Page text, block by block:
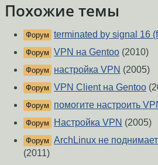
Похожие темы
Форум terminated by signal 16
Форум VPN на Gentoo (2010)
Форум настройка VPN (2005)
Форум VPN Client на Gentoo
Форум помогите настроить
Форум Настройка VPN (2005)
Форум АrchLinux не
(2011)